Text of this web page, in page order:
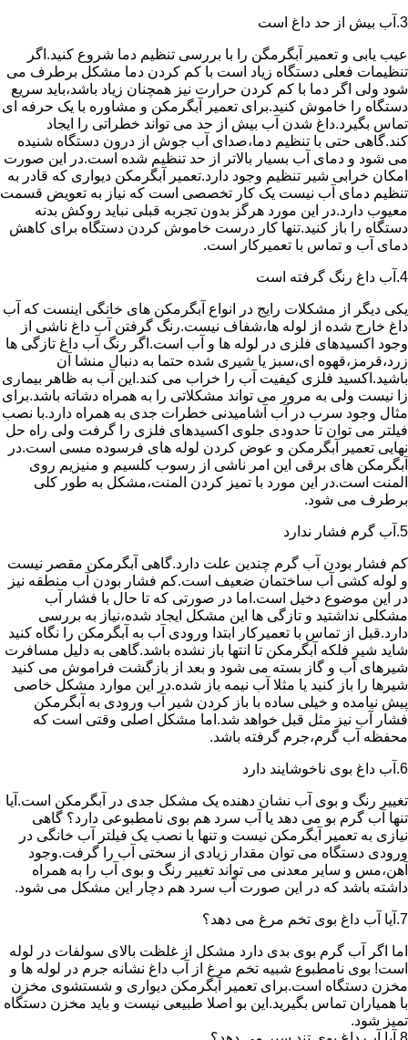
3.آب بیش از حد داغ است
عیب یابی و تعمیر آبگرمگن را با بررسی تنظیم دما شروع کنید.اگر
تنظیمات فعلی دستگاه زیاد است با کم کردن دما مشکل برطرف می
شود ولی اگر دما با کم کردن حرارت نیز همچنان زیاد باشد،باید سریع
دستگاه را خاموش کنید.برای تعمیر آبگرمکن و مشاوره با یک حرفه ای
تماس بگیرد.داغ شدن آب بیش از حد می تواند خطراتی را ایجاد
کند.گاهی حتی با تنظیم دما،صدای آب جوش از درون دستگاه شنیده
می شود و دمای آب بسیار بالاتر از حد تنظیم شده است.در این صورت
امکان خرابی شیر تنظیم وجود دارد.تعمیر آبگرمکن دیواری که قادر به
تنظیم دمای آب نیست یک کار تخصصی است که نیاز به تعویض قسمت
معیوب دارد.در این مورد هرگز بدون تجربه قبلی نباید روکش بدنه
دستگاه را باز کنید.تنها کار درست خاموش کردن دستگاه برای کاهش
دمای آب و تماس با تعمیرکار است.
4.آب داغ رنگ گرفته است
یکی دیگر از مشکلات رایج در انواع آبگرمکن های خانگی اینست که آب
داغ خارج شده از لوله ها،شفاف نیست.رنگ گرفتن آب داغ ناشی از
وجود اکسیدهای فلزی در لوله ها و آب است.اگر رنگ آب داغ تازگی ها
زرد،قرمز،قهوه ای،سبز یا شیری شده حتما به دنبال منشا آن
باشید.اکسید فلزی کیفیت آب را خراب می کند.این آب به ظاهر بیماری
زا نیست ولی به مرور می تواند مشکلاتی را به همراه دشاته باشد.برای
مثال وجود سرب در آب آشامیدنی خطرات جدی به همراه دارد.با نصب
فیلتر می توان تا حدودی جلوی اکسیدهای فلزی را گرفت ولی راه حل
نهایی تعمیر آبگرمکن و عوض کردن لوله های فرسوده مسی است.در
آبگرمکن های برقی این امر ناشی از رسوب کلسیم و منیزیم روی
المنت است.در این مورد با تمیز کردن المنت،مشکل به طور کلی
برطرف می شود.
5.آب گرم فشار ندارد
کم فشار بودن آب گرم چندین علت دارد.گاهی آبگرمکن مقصر نیست
و لوله کشی آب ساختمان ضعیف است.کم فشار بودن آب منطقه نیز
در این موضوع دخیل است.اما در صورتی که تا حال با فشار آب
مشکلی نداشتید و تازگی ها این مشکل ایجاد شده،نیاز به بررسی
دارد.قبل از تماس با تعمیرکار ابتدا ورودی آب به آبگرمکن را نگاه کنید
شاید شیر فلکه آبگرمکن تا انتها باز نشده باشد.گاهی به دلیل مسافرت
شیرهای آب و گاز بسته می شود و بعد از بازگشت فراموش می کنید
شیرها را باز کنید یا مثلا آب نیمه باز شده.در این موارد مشکل خاصی
پیش نیامده و خیلی ساده با باز کردن شیر آب ورودی به آبگرمکن
فشار آب نیز مثل قبل خواهد شد.اما مشکل اصلی وقتی است که
محفظه آب گرم،جرم گرفته باشد.
6.آب داغ بوی ناخوشایند دارد
تغییر رنگ و بوی آب نشان دهنده یک مشکل جدی در آبگرمکن است.آیا
تنها آب گرم بو می دهد یا آب سرد هم بوی نامطبوعی دارد؟ گاهی
نیازی به تعمیر آبگرمکن نیست و تنها با نصب یک فیلتر آب خانگی در
ورودی دستگاه می توان مقدار زیادی از سختی آب را گرفت.وجود
آهن،مس و سایر معدنی می تواند تغییر رنگ و بوی آب را به همراه
داشته باشد که در این صورت آب سرد هم دچار این مشکل می شود.
7.آیا آب داغ بوی تخم مرغ می دهد؟
اما اگر آب گرم بوی بدی دارد مشکل از غلظت بالای سولفات در لوله
است! بوی نامطبوع شبیه تخم مرغ از آب داغ نشانه جرم در لوله ها و
مخزن دستگاه است.برای تعمیر آبگرمکن دیواری و شستشوی مخزن
با همیاران تماس بگیرید.این بو اصلا طبیعی نیست و باید مخزن دستگاه
تمیز شود.